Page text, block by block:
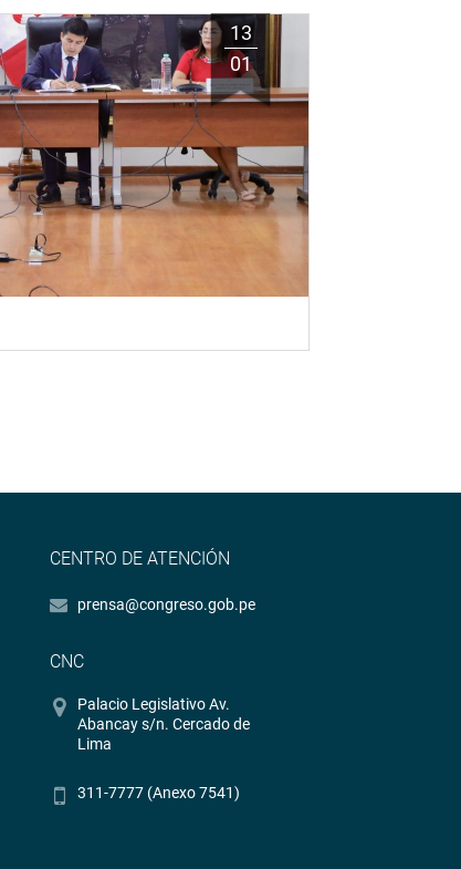
13
01
CENTRO DE ATENCIÓN
prensa@congreso.gob.pe
CNC
Palacio Legislativo Av.
Abancay s/n. Cercado de
Lima
311-7777 (Anexo 7541)